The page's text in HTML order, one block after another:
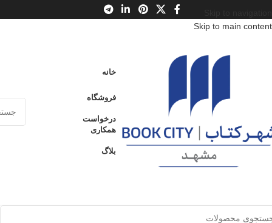
Skip to main content
خانه
فروشگاه
درخواست
همکاری
بلاگ